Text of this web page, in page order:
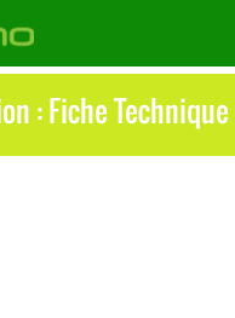
: Fiche Technique